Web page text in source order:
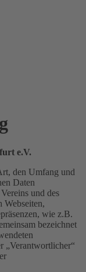
e.V.
den Umfang und
Daten
und des
Webseiten,
wie z.B.
bezeichnet
„Verantwortlicher“